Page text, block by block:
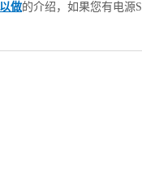
做的介绍，如果您有电源